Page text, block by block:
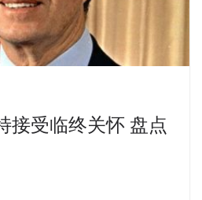
接受临终关怀 盘点